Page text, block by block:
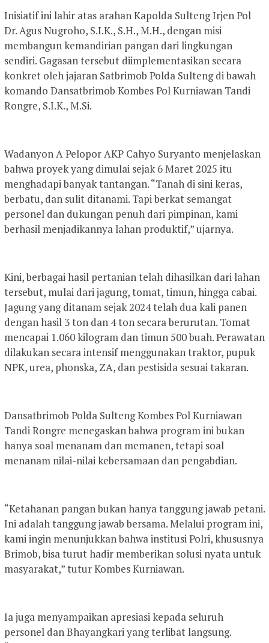
Inisiatif ini lahir atas arahan Kapolda Sulteng Irjen Pol
Dr. Agus Nugroho, S.I.K., S.H., M.H., dengan misi
membangun kemandirian pangan dari lingkungan
sendiri. Gagasan tersebut diimplementasikan secara
konkret oleh jajaran Satbrimob Polda Sulteng di bawah
komando Dansatbrimob Kombes Pol Kurniawan Tandi
Rongre, S.I.K., M.Si.
Wadanyon A Pelopor AKP Cahyo Suryanto menjelaskan
bahwa proyek yang dimulai sejak 6 Maret 2025 itu
menghadapi banyak tantangan. “Tanah di sini keras,
berbatu, dan sulit ditanami. Tapi berkat semangat
personel dan dukungan penuh dari pimpinan, kami
berhasil menjadikannya lahan produktif,” ujarnya.
Kini, berbagai hasil pertanian telah dihasilkan dari lahan
tersebut, mulai dari jagung, tomat, timun, hingga cabai.
Jagung yang ditanam sejak 2024 telah dua kali panen
dengan hasil 3 ton dan 4 ton secara berurutan. Tomat
mencapai 1.060 kilogram dan timun 500 buah. Perawatan
dilakukan secara intensif menggunakan traktor, pupuk
NPK, urea, phonska, ZA, dan pestisida sesuai takaran.
Dansatbrimob Polda Sulteng Kombes Pol Kurniawan
Tandi Rongre menegaskan bahwa program ini bukan
hanya soal menanam dan memanen, tetapi soal
menanam nilai-nilai kebersamaan dan pengabdian.
“Ketahanan pangan bukan hanya tanggung jawab petani.
Ini adalah tanggung jawab bersama. Melalui program ini,
kami ingin menunjukkan bahwa institusi Polri, khususnya
Brimob, bisa turut hadir memberikan solusi nyata untuk
masyarakat,” tutur Kombes Kurniawan.
Ia juga menyampaikan apresiasi kepada seluruh
personel dan Bhayangkari yang terlibat langsung.